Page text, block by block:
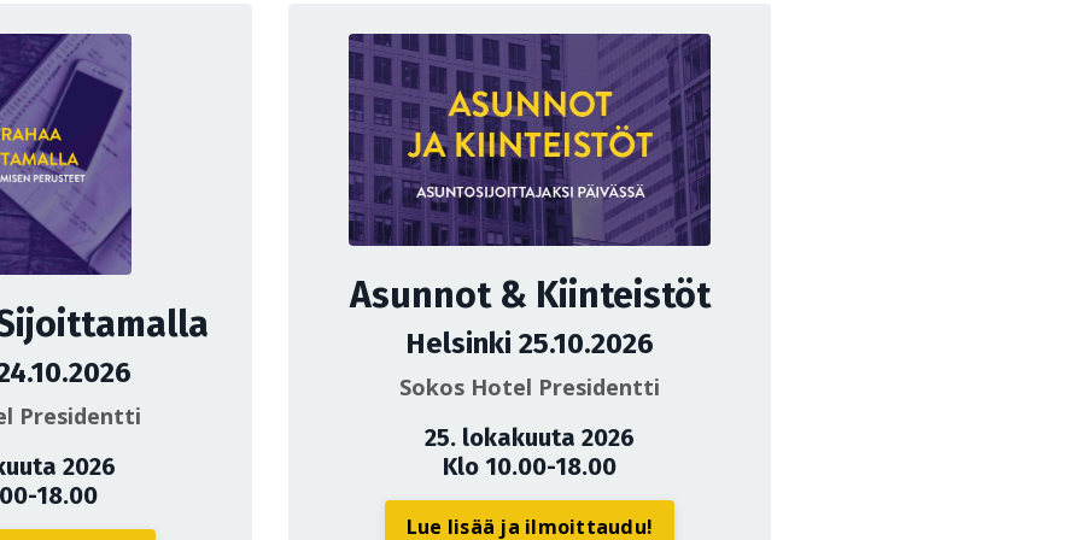
Presidentti
2026
18.00
Asunnot & Kiinteistöt
Helsinki 25.10.2026
Sokos Hotel Presidentti
25. lokakuuta 2026
Klo 10.00-18.00
Lue lisää ja ilmoittaudu!